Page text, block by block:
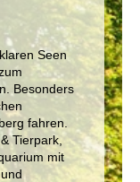
Seen
Besonders
fahren.
Tierpark,
mit